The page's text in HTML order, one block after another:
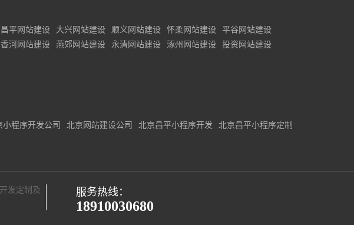
昌平网站建设 大兴网站建设 顺义网站建设 怀柔网站建设
平谷网站建设
香河网站建设 燕郊网站建设 永清网站建设 涿州网站建设
投资网站建设
小程序开发公司 北京网站建设公司 北京昌平小程序开发
北京昌平小程序定制
发定制 及
服务热线：
18910030680